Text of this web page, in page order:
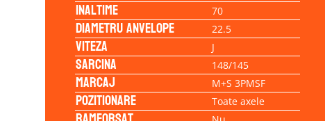
Inaltime 70
Diametru anvelope 22.5
Viteza J
Sarcina 148/145
Marcaj M+S 3PMSF
Pozitionare Toate axele